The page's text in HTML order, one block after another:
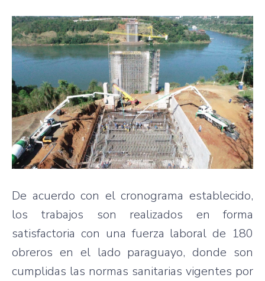
De acuerdo con el cronograma establecido,
los trabajos son realizados en forma
satisfactoria con una fuerza laboral de 180
obreros en el lado paraguayo, donde son
cumplidas las normas sanitarias vigentes por